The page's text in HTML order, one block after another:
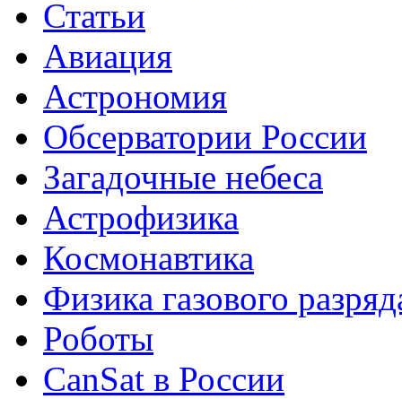
Статьи
Авиация
Астрономия
Обсерватории России
Загадочные небеса
Астрофизика
Космонавтика
Физика газового
Роботы
CanSat в России